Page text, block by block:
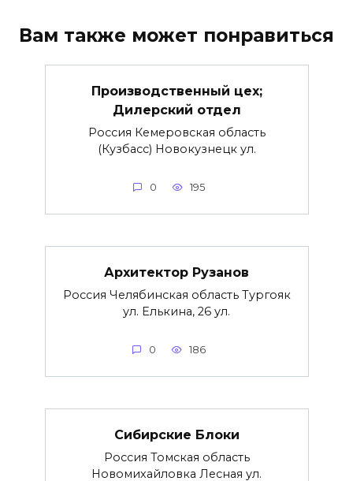
Вам также может понравиться
Производственный цех;
Дилерский отдел
Россия Кемеровская область
(Кузбасс) Новокузнецк ул.
0 195
Архитектор Рузанов
Россия Челябинская область Тургояк
ул. Елькина, 26 ул.
0 186
Сибирские Блоки
Россия Томская область
Новомихайловка Лесная ул.